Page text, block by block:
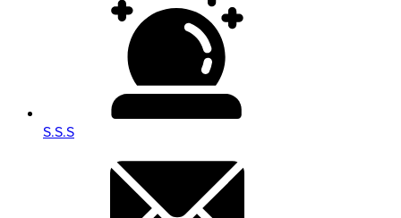
S.S.S